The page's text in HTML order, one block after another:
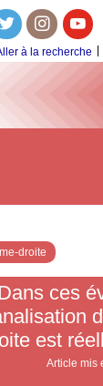
Twitter Instagram
à la recherche |
droite
ces
est
Article mis